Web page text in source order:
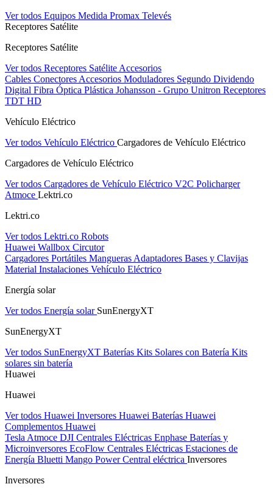
Ver todos Equipos Medida Promax Televés
Receptores Satélite
Receptores Satélite
Ver todos Receptores Satélite Accesorios
Cables Conectores Accesorios Moduladores Segundo Dividendo
Digital Fibra Óptica Plástica Johansson - Grupo Unitron Receptores
TDT HD
Vehículo Eléctrico
Ver todos Vehículo Eléctrico Cargadores de Vehículo Eléctrico
Cargadores de Vehículo Eléctrico
Ver todos Cargadores de Vehículo Eléctrico V2C Policharger
Atmoce Lektri.co
Lektri.co
Ver todos Lektri.co Robots
Huawei Wallbox Circutor
Cargadores Portátiles Mangueras Adaptadores Bases y Clavijas
Material Instalaciones Vehículo Eléctrico
Energía solar
Ver todos Energía solar SunEnergyXT
SunEnergyXT
Ver todos SunEnergyXT Baterías Kits Solares con Batería Kits
solares sin batería
Huawei
Huawei
Ver todos Huawei Inversores Huawei Baterías Huawei
Complementos Huawei
Tesla Atmoce DJI Centrales Eléctricas Enphase Baterías y
Microinversores EcoFlow Centrales Eléctricas Estaciones de
Energía Bluetti Mango Power Central eléctrica Inversores
Inversores